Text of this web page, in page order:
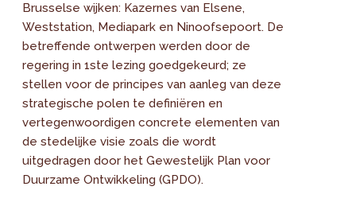
Brusselse wijken: Kazernes van Elsene,
Weststation, Mediapark en Ninoofsepoort. De
betreffende ontwerpen werden door de
regering in 1ste lezing goedgekeurd; ze
stellen voor de principes van aanleg van deze
strategische polen te definiëren en
vertegenwoordigen concrete elementen van
de stedelijke visie zoals die wordt
uitgedragen door het Gewestelijk Plan voor
Duurzame Ontwikkeling (GPDO).